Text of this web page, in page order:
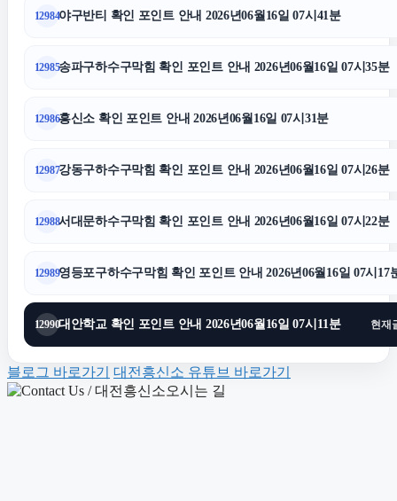
수원이혼전문변호사
이혼전문변호사
용인이혼전문변호사
은평구하수구막힘
동탄임플란트
12984야구반티 확인 포인트 안내 2026년06월16일 07시41분
12985송파구하수구막힘 확인 포인트 안내 2026년06월16일 07시35분
12986흥신소 확인 포인트 안내 2026년06월16일 07시31분
12987강동구하수구막힘 확인 포인트 안내 2026년06월16일 07시26분
12988서대문하수구막힘 확인 포인트 안내 2026년06월16일 07시22분
12989영등포구하수구막힘 확인 포인트 안내 2026년06월16일 07시17
12990대안학교 확인 포인트 안내 2026년06월16일 07시11분 현재
블로그 바로가기 대전흥신소 유튜브 바로가기